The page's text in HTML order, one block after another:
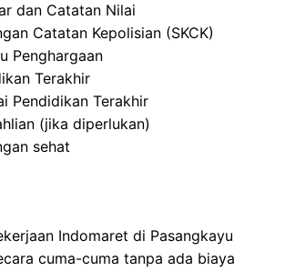
dan Catatan Nilai
Catatan Kepolisian (SKCK)
Penghargaan
Terakhir
Pendidikan Terakhir
(jika diperlukan)
sehat
Indomaret di Pasangkayu
cuma-cuma tanpa ada biaya